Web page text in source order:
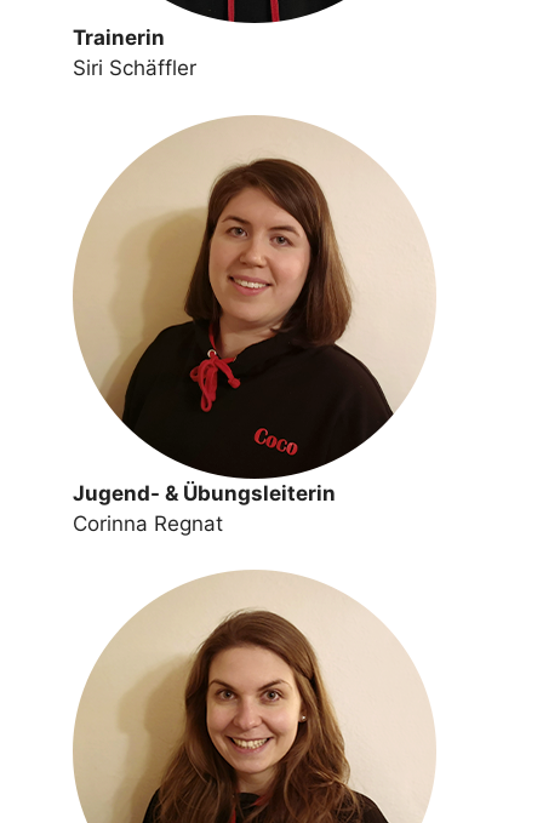
Trainerin
Siri Schäffler
Jugend- & Übungsleiterin
Corinna Regnat